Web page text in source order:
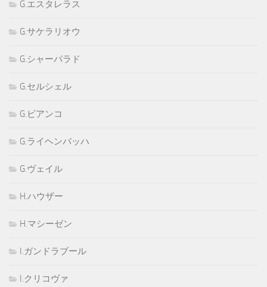
G.エスタレラス
G.サケラリオウ
G.シャーパラド
G.セルシェル
G.ビアンコ
G.ライヘンバッハ
G.ヴェイル
H.ハウザー
H.マシーゼン
I.ガンドラブール
I.クリコヴァ